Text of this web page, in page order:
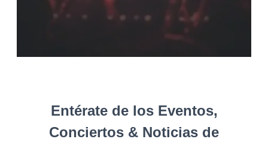
Entérate de los Eventos,
Conciertos & Noticias de